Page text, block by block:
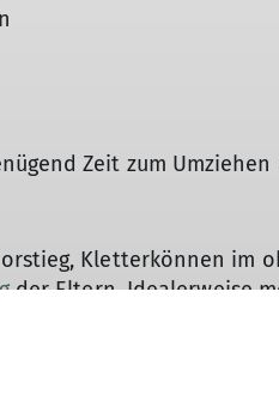
Zeit zum
Kletterkönnen im
der Eltern. Idealerweise